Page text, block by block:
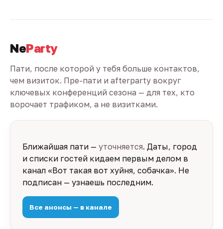
NeParty
Пати, после которой у тебя больше контактов,
чем визиток. Пре-пати и afterparty вокруг
ключевых конференций сезона — для тех, кто
ворочает трафиком, а не визитками.
Ближайшая пати — уточняется. Даты, город
и списки гостей кидаем первым делом в
канал «Вот такая вот хуйня, собачка». Не
подписан — узнаешь последним.
Все анонсы — в канале